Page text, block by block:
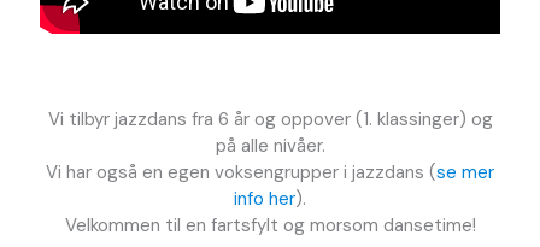
Vi tilbyr jazzdans fra 6 år og oppover (1. klassinger) og
på alle nivåer.
Vi har også en egen voksengrupper i jazzdans (se mer
info her).
Velkommen til en fartsfylt og morsom dansetime!